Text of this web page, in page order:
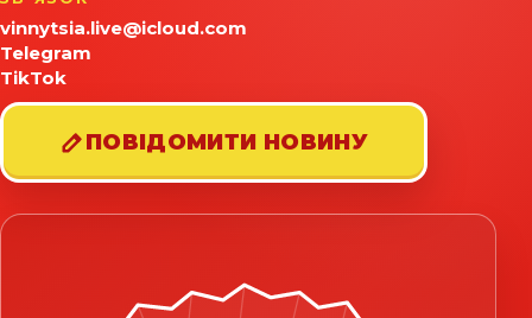
vinnytsia.live@icloud.com
Telegram
TikTok
ПОВІДОМИТИ НОВИНУ